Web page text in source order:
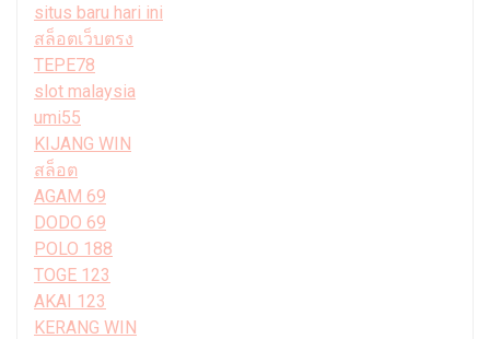
situs baru hari ini
สล็อตเว็บตรง
TEPE78
slot malaysia
umi55
KIJANG WIN
สล็อต
AGAM 69
DODO 69
POLO 188
TOGE 123
AKAI 123
KERANG WIN